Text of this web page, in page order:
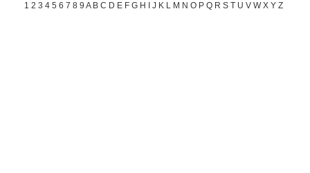
1 2 3 4 5 6 7 8 9 A B C D E F G H J K L M N O P Q R S T U V W X Y Z